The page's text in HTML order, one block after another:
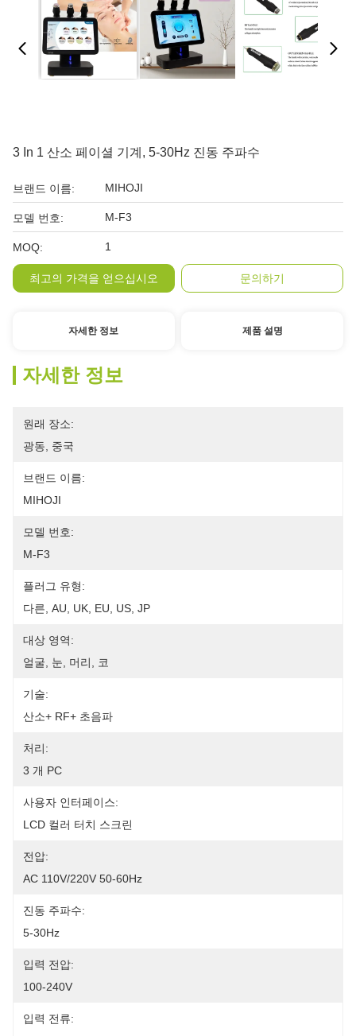
3 In 1 산소 페이셜 기계, 5-30Hz 진동 주파수
브랜드 이름: MIHOJI
모델 번호: M-F3
MOQ: 1
최고의 가격을 얻으십시오 문의하기
자세한 정보 제품 설명
자세한 정보
원래 장소:
광동, 중국
브랜드 이름:
MIHOJI
모델 번호:
M-F3
플러그 유형:
다른, AU, UK, EU, US, JP
대상 영역:
얼굴, 눈, 머리, 코
기술:
산소+ RF+ 초음파
처리:
3 개 PC
사용자 인터페이스:
LCD 컬러 터치 스크린
전압:
AC 110V/220V 50-60Hz
진동 주파수:
5-30Hz
입력 전압:
100-240V
입력 전류: